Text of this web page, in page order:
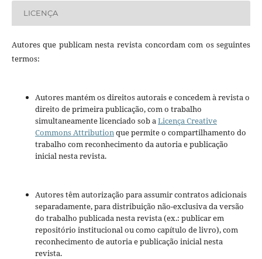
LICENÇA
Autores que publicam nesta revista concordam com os seguintes
termos:
Autores mantém os direitos autorais e concedem à revista o
direito de primeira publicação, com o trabalho
simultaneamente licenciado sob a Licença Creative
Commons Attribution que permite o compartilhamento do
trabalho com reconhecimento da autoria e publicação
inicial nesta revista.
Autores têm autorização para assumir contratos adicionais
separadamente, para distribuição não-exclusiva da versão
do trabalho publicada nesta revista (ex.: publicar em
repositório institucional ou como capítulo de livro), com
reconhecimento de autoria e publicação inicial nesta
revista.